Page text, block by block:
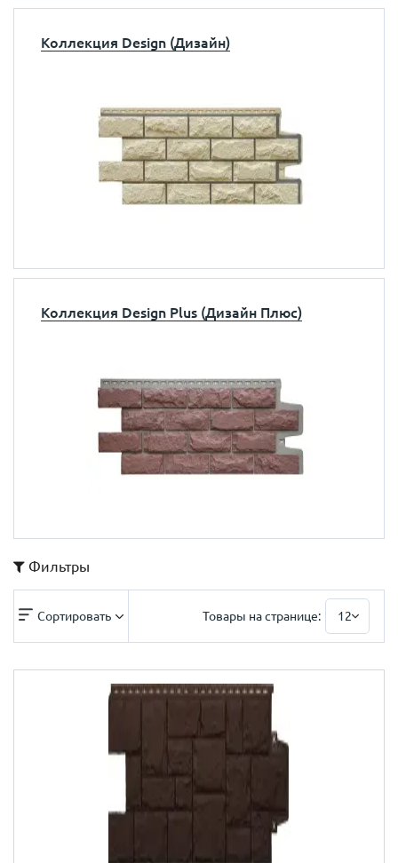
Коллекция Design (Дизайн)
Коллекция Design Plus (Дизайн Плюс)
Фильтры
Сортировать Товары на странице: 12